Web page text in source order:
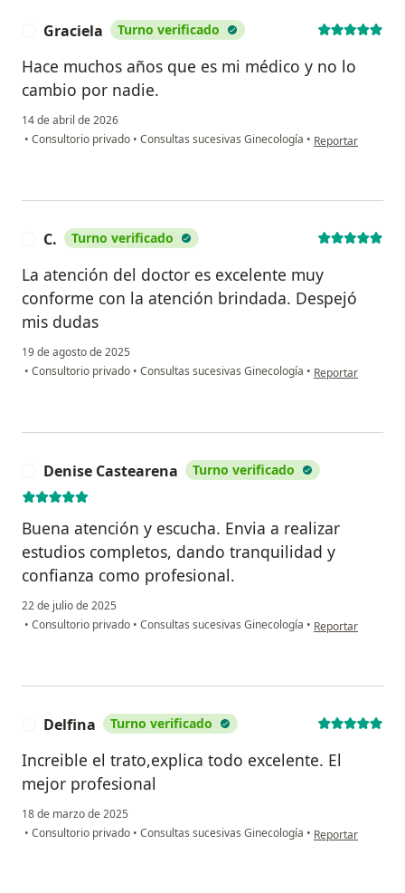
Graciela Turno verificado
Hace muchos años que es mi médico y no lo
cambio por nadie.
14 de abril de 2026
• Consultorio privado • Consultas sucesivas Ginecología • en opinión del
Reportar
C. Turno verificado
La atención del doctor es excelente muy
conforme con la atención brindada. Despejó
mis dudas
19 de agosto de 2025
• Consultorio privado • Consultas sucesivas Ginecología • en opinión del
Reportar
Denise Castearena Turno verificado
Buena atención y escucha. Envia a realizar
estudios completos, dando tranquilidad y
confianza como profesional.
22 de julio de 2025
• Consultorio privado • Consultas sucesivas Ginecología • en opinión del
Reportar
Delfina Turno verificado
Increible el trato,explica todo excelente. El
mejor profesional
18 de marzo de 2025
• Consultorio privado • Consultas sucesivas Ginecología • en opinión del
Reportar